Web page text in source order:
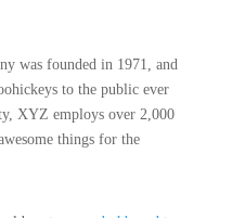
was founded in 1971, and
to the public ever
XYZ employs over 2,000
things for the